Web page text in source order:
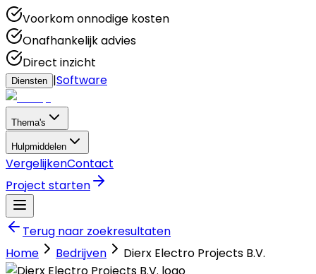
Voorkom onnodige kosten
Onafhankelijk advies
Direct inzicht
Diensten |Software
Thema's
Hulpmiddelen
VergelijkenContact
Project starten
Terug naar zoekresultaten
Home
Bedrijven Dierx Electro Projects B.V.